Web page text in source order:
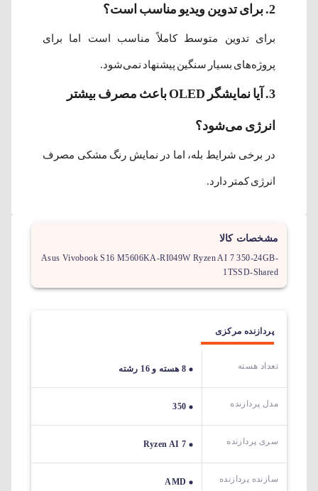
2. برای تدوین ویدیو مناسب است؟
برای تدوین متوسط کاملاً مناسب است اما برای
پروژه‌های بسیار سنگین پیشنهاد نمی‌شود.
3. آیا نمایشگر OLED باعث مصرف بیشتر
انرژی می‌شود؟
در برخی شرایط بله، اما در نمایش رنگ مشکی مصرف
انرژی کمتر دارد.
مشخصات کالا
Asus Vivobook S16 M5606KA-RI049W Ryzen AI 7 350-24GB-
1TSSD-Shared
پردازنده مرکزی
تعداد هسته 8 هسته و 16 رشته
مدل پردازنده 350
سری پردازنده Ryzen AI 7
سازنده پردازنده AMD